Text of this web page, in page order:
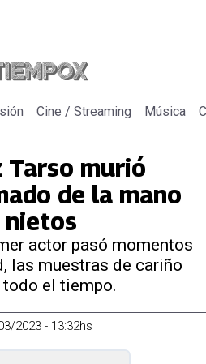
Cine / Streaming Música
Tarso murió
de la mano
nietos
actor pasó momentos
las muestras de cariño
el tiempo.
2023 - 13:32hs